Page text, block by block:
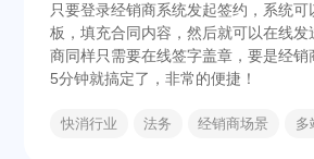
只要登录经销商系统发起签约，系统
板，填充合同内容，然后就可以在线发
商同样只需要在线签字盖章，要是经销
5分钟就搞定了，非常的便捷！
快消行业 法务 经销商场景 多